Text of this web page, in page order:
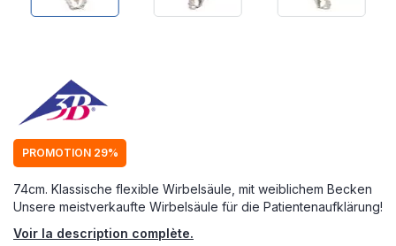
PROMOTION 29%
74cm. Klassische flexible Wirbelsäule, mit weiblichem Becken
Unsere meistverkaufte Wirbelsäule für die Patientenaufklärung!
Voir la description complète.